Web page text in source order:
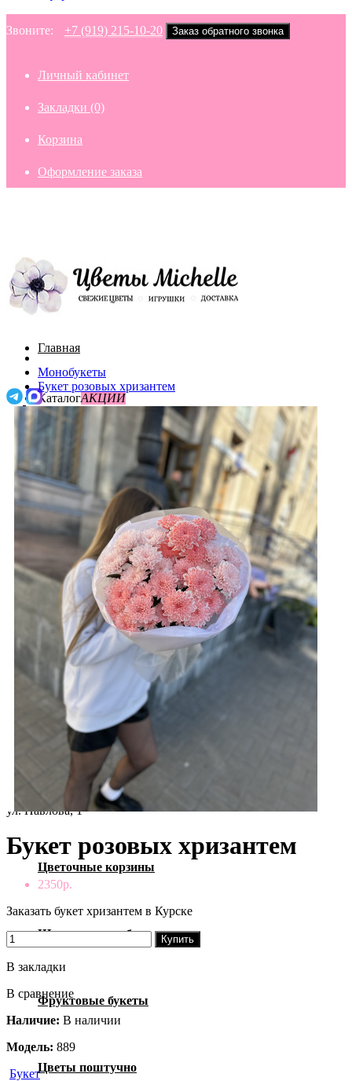
Звоните: +7 (919) 215-10-20 Заказ обратного звонка
Личный кабинет
Закладки (0)
Корзина
Оформление заказа
Главная
КаталогАКЦИИ
Акции
До 3000
Букеты с пионами
Букеты с розами
Сборные букеты
Монобукеты
Цветочные корзины
Шляпные коробки
Фруктовые букеты
Цветы поштучно
Доставка и оплата
Контакты
Поиск
/ 0р.
Ваша корзина пуста!
с 8:00 до 21:00
ул. Карла Маркса, 66/5
ул. Павлова, 1
Монобукеты
Букет розовых хризантем
Букет розовых хризантем
2350р.
Заказать букет хризантем в Курске
Купить
В закладки
В сравнение
Наличие: В наличии
Модель: 889
Букет